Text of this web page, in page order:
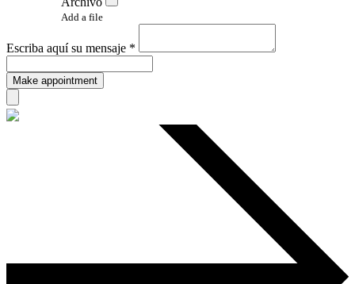
Add a file
Escriba aquí su mensaje *
Make appointment